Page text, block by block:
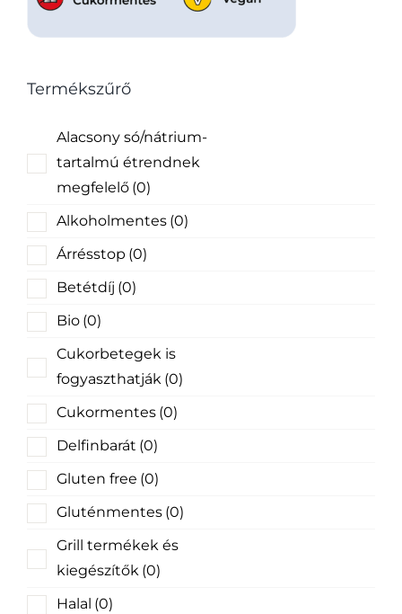
Termékszűrő
Alacsony só/nátrium-
tartalmú étrendnek
megfelelő (0)
Alkoholmentes (0)
Árrésstop (0)
Betétdíj (0)
Bio (0)
Cukorbetegek is
fogyaszthatják (0)
Cukormentes (0)
Delfinbarát (0)
Gluten free (0)
Gluténmentes (0)
Grill termékek és
kiegészítők (0)
Halal (0)